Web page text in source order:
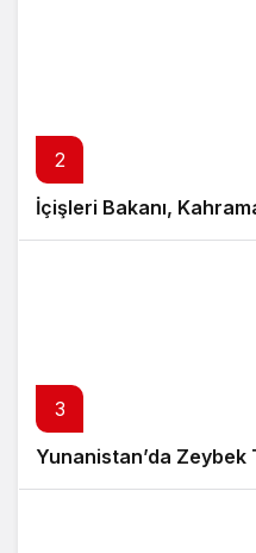
2
İçişleri Bakanı,
3
Yunanistan’da Zeybek